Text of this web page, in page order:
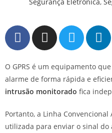
O GPRS é um equipamento
alarme de forma rápida e
intrusão monitorado fica
Portanto, a Linha
utilizada para enviar o sinal do